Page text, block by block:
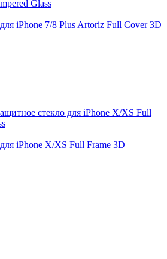
iPhone 7/8 Plus Artoriz Full Cover 3D
iPhone X/XS Full Frame 3D